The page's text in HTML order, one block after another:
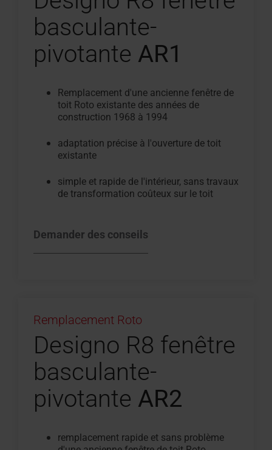
basculante-
pivotante AR1
Remplacement d'une ancienne fenêtre de
toit Roto existante des années de
construction 1968 à 1994
adaptation précise à l'ouverture de toit
existante
simple et rapide de l'intérieur, sans travaux
de transformation coûteux sur le toit
Demander des conseils
Remplacement Roto
Designo R8 fenêtre
basculante-
pivotante AR2
remplacement rapide et sans problème